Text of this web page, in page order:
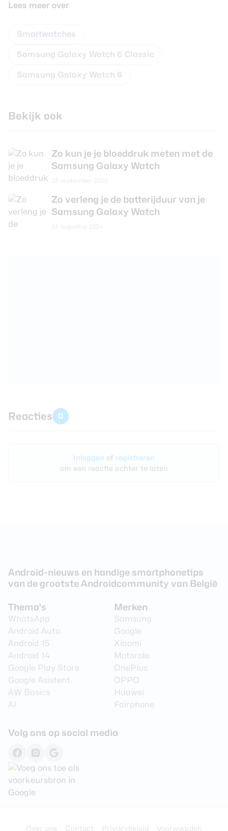
Lees meer over
Smartwatches
Samsung Galaxy Watch 6 Classic
Samsung Galaxy Watch 6
Bekijk ook
Zo kun je je bloeddruk meten met de
Samsung Galaxy Watch
Zo verleng je de batterijduur van je
Samsung Galaxy Watch
Reacties 0
Inloggen of registreren
om een reactie achter te laten
Android-nieuws en handige smartphonetips
van de grootste Androidcommunity van België
Thema's
WhatsApp
Android Auto
Android 15
Android 14
Google Play Store
Google Asistent
AW Basics
AI
Merken
Samsung
Google
Xiaomi
Motorola
OnePlus
OPPO
Huawei
Fairphone
Volg ons op social media
Over ons Contact Privacybeleid Voorwaarden